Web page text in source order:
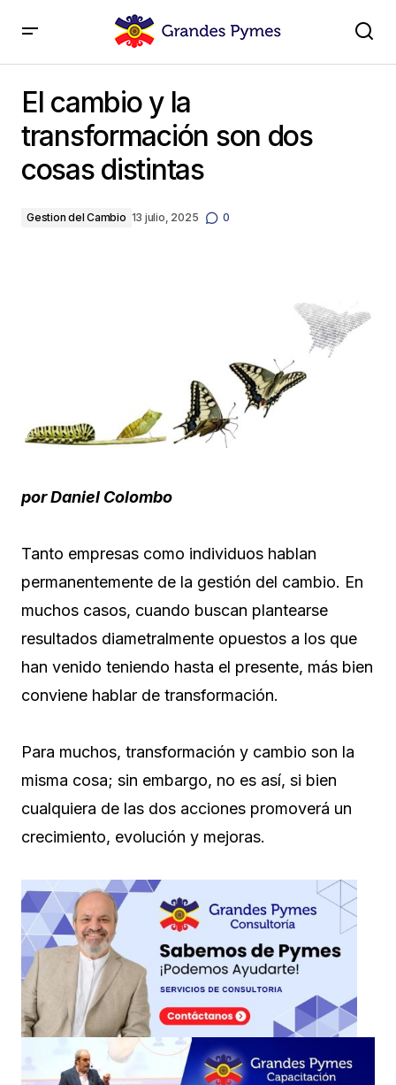
El cambio y la
transformación son dos
cosas distintas
Gestion del Cambio 13 julio, 2025 0
por Daniel Colombo
Tanto empresas como individuos hablan
permanentemente de la gestión del cambio. En
muchos casos, cuando buscan plantearse
resultados diametralmente opuestos a los que
han venido teniendo hasta el presente, más bien
conviene hablar de transformación.
Para muchos, transformación y cambio son la
misma cosa; sin embargo, no es así, si bien
cualquiera de las dos acciones promoverá un
crecimiento, evolución y mejoras.